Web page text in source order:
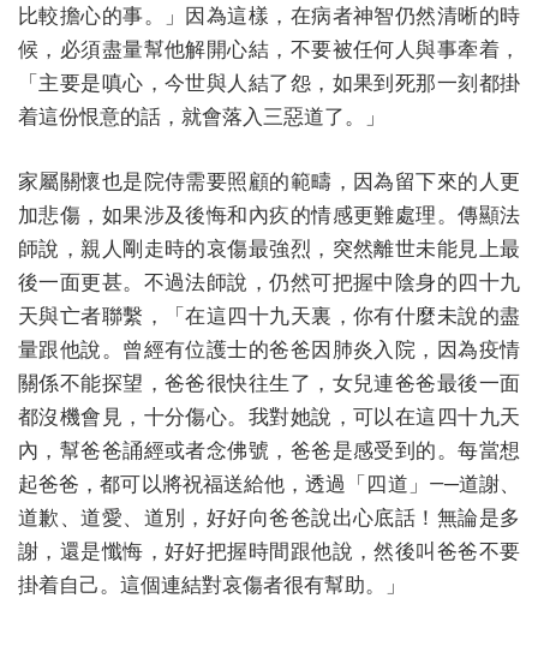
比較擔心的事。」因為這樣，在病者神智仍然清晰的時
候，必須盡量幫他解開心結，不要被任何人與事牽着，
「主要是嗔心，今世與人結了怨，如果到死那一刻都掛
着這份恨意的話，就會落入三惡道了。」
家屬關懷也是院侍需要照顧的範疇，因為留下來的人更
加悲傷，如果涉及後悔和內疚的情感更難處理。傳顯法
師說，親人剛走時的哀傷最強烈，突然離世未能見上最
後一面更甚。不過法師說，仍然可把握中陰身的四十九
天與亡者聯繫，「在這四十九天裏，你有什麼未說的盡
量跟他說。曾經有位護士的爸爸因肺炎入院，因為疫情
關係不能探望，爸爸很快往生了，女兒連爸爸最後一面
都沒機會見，十分傷心。我對她說，可以在這四十九天
內，幫爸爸誦經或者念佛號，爸爸是感受到的。每當想
起爸爸，都可以將祝福送給他，透過「四道」—─道謝、
道歉、道愛、道別，好好向爸爸說出心底話！無論是多
謝，還是懺悔，好好把握時間跟他說，然後叫爸爸不要
掛着自己。這個連結對哀傷者很有幫助。」